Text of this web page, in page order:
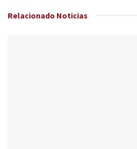
Relacionado Noticias